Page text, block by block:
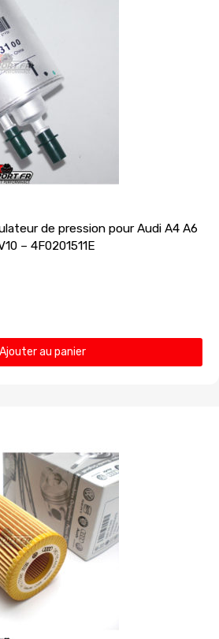
de pression pour Audi A4 A6
– 4F0201511E
Ajouter au panier